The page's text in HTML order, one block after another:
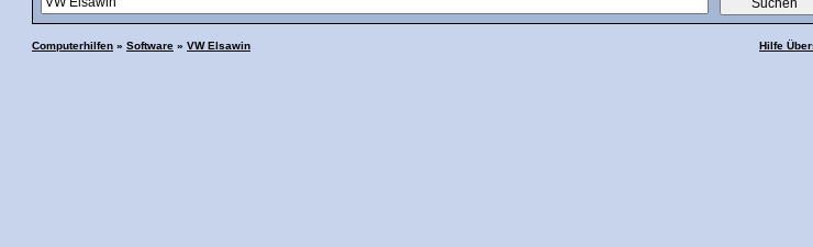
Computerhilfen » Software » VW Elsawin Hilfe